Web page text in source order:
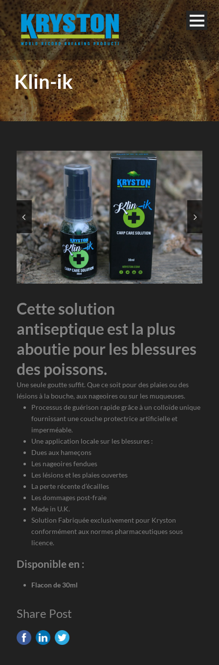
Français
Klin-ik
Cette solution
antiseptique est la plus
aboutie pour les blessures
des poissons.
Une seule goutte suffit. Que ce soit pour des plaies ou des
lésions à la bouche, aux nageoires ou sur les muqueuses.
Processus de guérison rapide grâce à un colloïde unique
fournissant une couche protectrice artificielle et
imperméable.
Une application locale sur les blessures :
Dues aux hameçons
Les nageoires fendues
Les lésions et les plaies ouvertes
La perte récente d’écailles
Les dommages post-fraie
Made in U.K.
Solution Fabriquée exclusivement pour Kryston
conformément aux normes pharmaceutiques sous
licence.
Disponible en :
Flacon de 30ml
Share Post